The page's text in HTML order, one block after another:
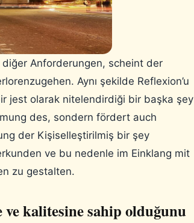
diğer Anforderungen, scheint der
Aynı şekilde Reflexion’u
jest olarak nitelendirdiği bir başka şey
des, sondern fördert auch
der Kişiselleştirilmiş bir şey
ve bu nedenle im Einklang mit
zu gestalten.
kalitesine sahip olduğunu